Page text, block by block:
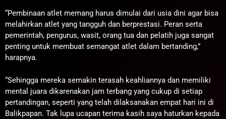
“Pembinaan atlet memang harus dimulai dari usia dini agar bisa
melahirkan atlet yang tangguh dan berprestasi. Peran serta
pemerintah, pengurus, wasit, orang tua dan pelatih juga sangat
penting untuk membuat semangat atlet dalam bertanding,”
harapnya.
“Sehingga mereka semakin terasah keahliannya dan memiliki
mental juara dikarenakan jam terbang yang cukup di setiap
pertandingan, seperti yang telah dilaksanakan empat hari ini di
Balikpapan. Tak lupa ucapan terima kasih saya haturkan kepada